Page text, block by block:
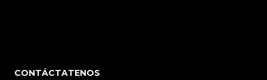
CONTÁCTATENOS